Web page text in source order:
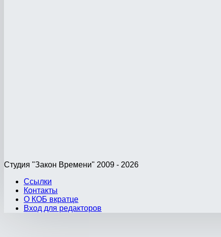
Студия "Закон Времени" 2009 - 2026
Ссылки
Контакты
О КОБ вкратце
Вход для редакторов